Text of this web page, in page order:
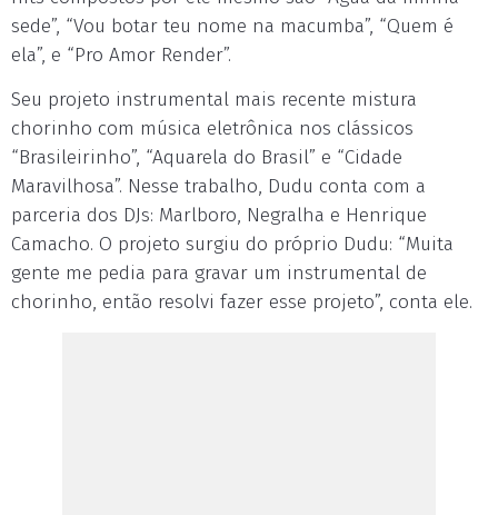
sede”, “Vou botar teu nome na macumba”, “Quem é
ela”, e “Pro Amor Render”.
Seu projeto instrumental mais recente mistura
chorinho com música eletrônica nos clássicos
“Brasileirinho”, “Aquarela do Brasil” e “Cidade
Maravilhosa”. Nesse trabalho, Dudu conta com a
parceria dos DJs: Marlboro, Negralha e Henrique
Camacho. O projeto surgiu do próprio Dudu: “Muita
gente me pedia para gravar um instrumental de
chorinho, então resolvi fazer esse projeto”, conta ele.